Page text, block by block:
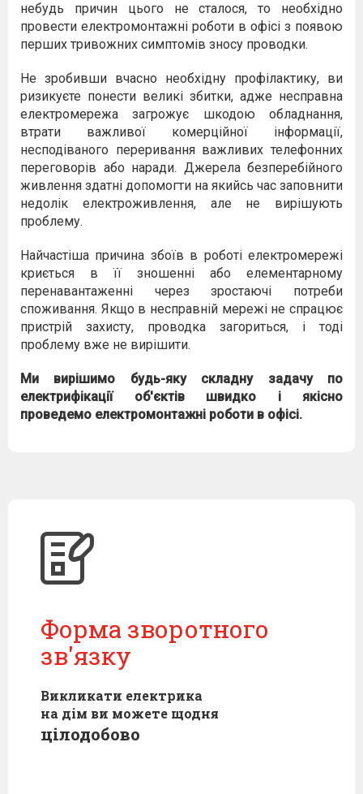
небудь причин цього не сталося, то необхідно
провести електромонтажні роботи в офісі з появою
перших тривожних симптомів зносу проводки.
Не зробивши вчасно необхідну профілактику, ви
ризикуєте понести великі збитки, адже несправна
електромережа загрожує шкодою обладнання,
втрати важливої комерційної інформації,
несподіваного переривання важливих телефонних
переговорів або наради. Джерела безперебійного
живлення здатні допомогти на якийсь час заповнити
недолік електроживлення, але не вирішують
проблему.
Найчастіша причина збоїв в роботі електромережі
криється в її зношенні або елементарному
перенавантаженні через зростаючі потреби
споживання. Якщо в несправній мережі не спрацює
пристрій захисту, проводка загориться, і тоді
проблему вже не вирішити.
Ми вирішимо будь-яку складну задачу по
електрифікації об'єктів швидко і якісно
проведемо електромонтажні роботи в офісі.
Форма зворотного
зв'язку
Викликати електрика
на дім ви можете щодня
цілодобово